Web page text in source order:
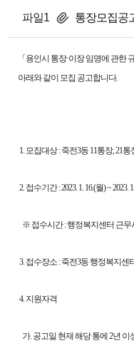
파일1 통장모집공
「용인시 통장·이장 임명에 관한
아래와 같이 모집 공고합니다.
1. 모집대상 : 죽전3동 11통장, 21통
2. 접수기간 : 2023. 1. 16.(월) ~ 2023.
※ 접수시간 : 행정복지센터 근무
3. 접수장소 : 죽전3동 행정복지센
4. 지원자격
가. 공고일 현재 해당 통에 2년